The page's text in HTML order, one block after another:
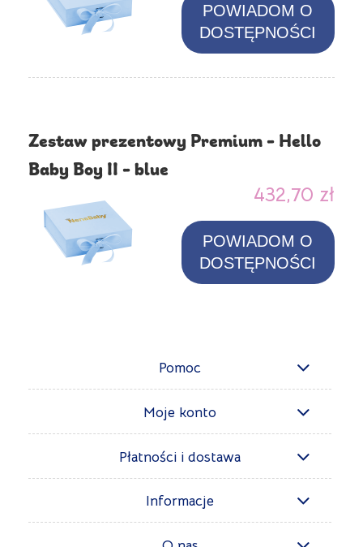
POWIADOM O
DOSTĘPNOŚCI
Zestaw prezentowy Premium - Hello
Baby Boy II - blue
432,70 zł
POWIADOM O
DOSTĘPNOŚCI
Pomoc
Moje konto
Płatności i dostawa
Informacje